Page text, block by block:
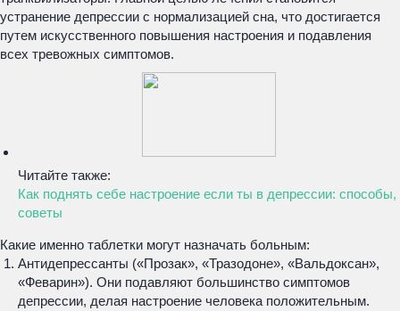
устранение депрессии с нормализацией сна, что достигается
путем искусственного повышения настроения и подавления
всех тревожных симптомов.
Читайте также:
Как поднять себе настроение если ты в депрессии: способы,
советы
Какие именно таблетки могут назначать больным:
Антидепрессанты («Прозак», «Тразодоне», «Вальдоксан»,
«Феварин»). Они подавляют большинство симптомов
депрессии, делая настроение человека положительным.